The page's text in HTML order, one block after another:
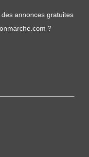
annonces gratuites
?